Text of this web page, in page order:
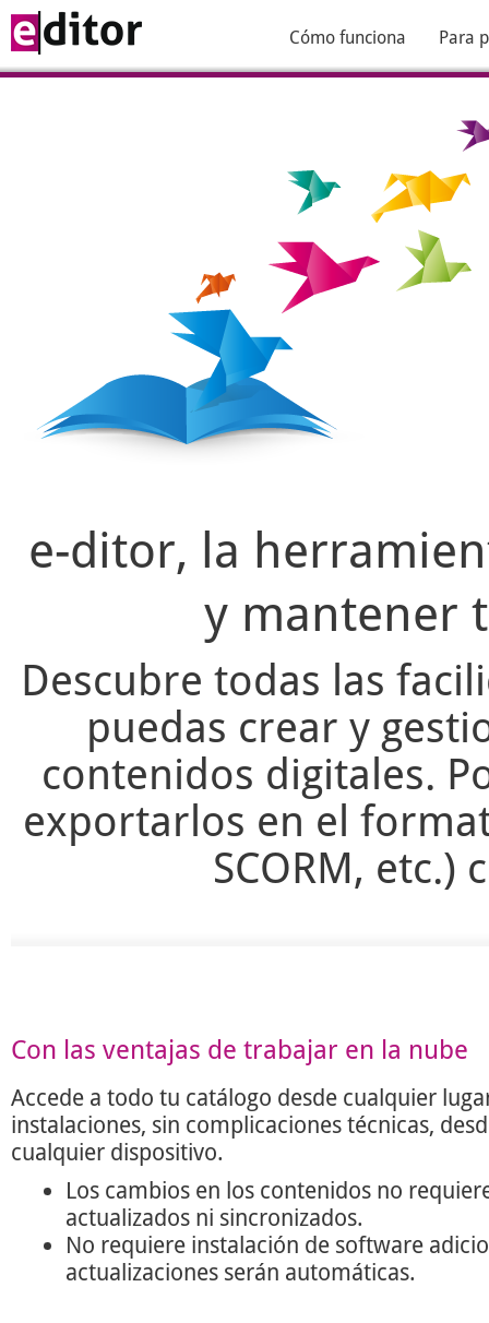
Cómo funciona Para
e-ditor, la
y mantener
Descubre todas las
puedas crear y
contenidos digitales.
exportarlos en el
SCORM, etc.)
Con las ventajas de trabajar en la nube
Accede a todo tu catálogo desde cualquier
instalaciones, sin complicaciones técnicas,
cualquier dispositivo.
Los cambios en los contenidos no
actualizados ni sincronizados.
No requiere instalación de software
actualizaciones serán automáticas.